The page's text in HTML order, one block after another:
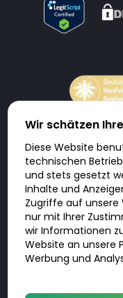
Doktorabc.com ist eine
keine
sonstige Produkte an
Produkten,
kein Angebot von
geltenden Gesetze und
selbst verantwortlich. Die
Sie erfolgt auf eigenes
diese Internetseite aus
Wir schätzen
Diese Website
technischen
und stets gesetzt
Inhalte und
Zugriffe auf unsere
nur mit Ihrer
wir Informationen
Website an unsere
Werbung und